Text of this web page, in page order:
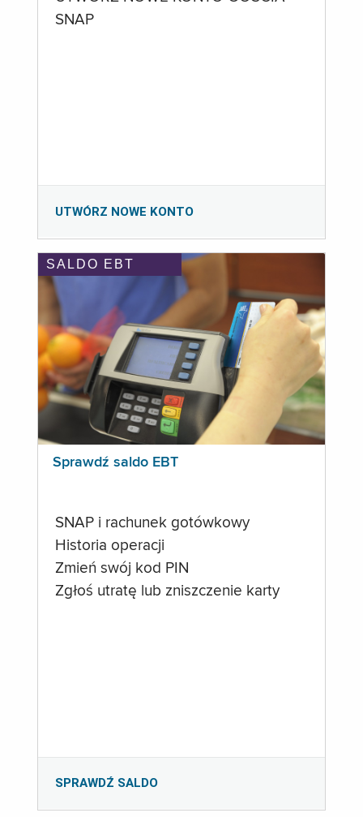
SNAP
UTWÓRZ NOWE KONTO
SALDO EBT
Sprawdź saldo EBT
SNAP i rachunek gotówkowy
Historia operacji
Zmień swój kod PIN
Zgłoś utratę lub zniszczenie karty
SPRAWDŹ SALDO